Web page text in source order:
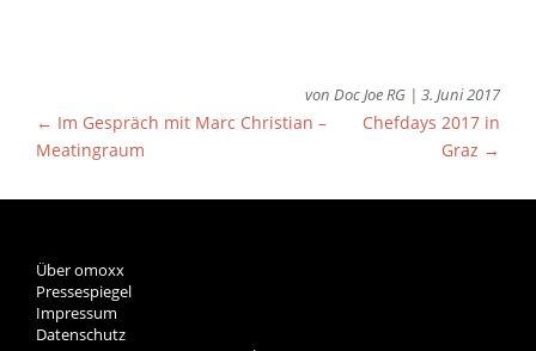
von Doc Joe RG | 3. Juni 2017
← Im Gespräch mit Marc Christian –
Meatingraum
Chefdays 2017 in
Graz →
Über omoxx
Pressespiegel
Impressum
Datenschutz